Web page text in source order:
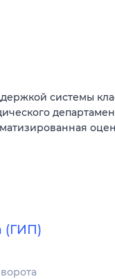
системы
(ГИП)